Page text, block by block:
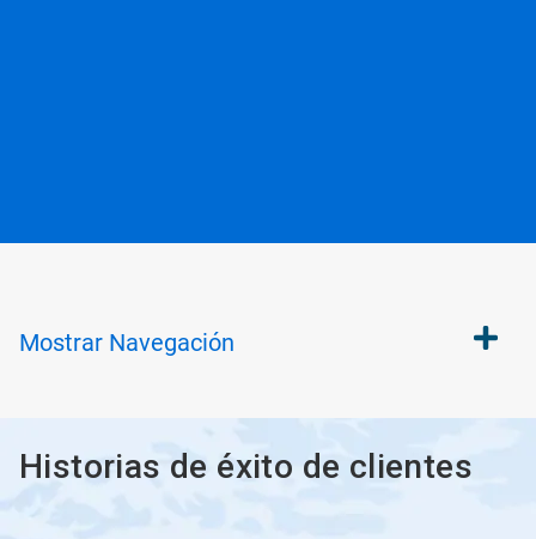
Mostrar Navegación
Historias de éxito de clientes